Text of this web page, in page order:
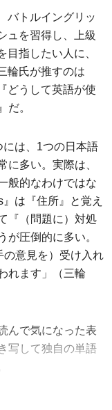
バトルイングリッ
ュを習得し、上級
目指したい人に、
輪氏が推すのは
『どうして英語が使
だ。
には、1つの日本語
に多い。実際は、
般的なわけではな
は『住所』と覚え
『（問題に）対処
が圧倒的に多い。
の意見を）受け入れ
れます」（三輪
んで気になった表
写して独自の単語